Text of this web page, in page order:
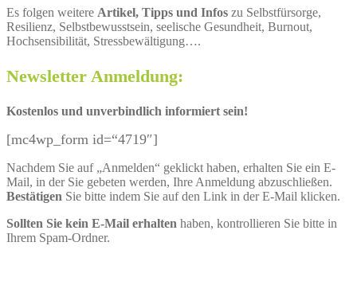
Es folgen weitere Artikel, Tipps und Infos zu Selbstfürsorge,
Resilienz, Selbstbewusstsein, seelische Gesundheit, Burnout,
Hochsensibilität, Stressbewältigung….
Newsletter Anmeldung:
Kostenlos und unverbindlich informiert sein!
[mc4wp_form id=“4719″]
Nachdem Sie auf „Anmelden“ geklickt haben, erhalten Sie ein E-
Mail, in der Sie gebeten werden, Ihre Anmeldung abzuschließen.
Bestätigen Sie bitte indem Sie auf den Link in der E-Mail klicken.
Sollten Sie kein E-Mail erhalten haben, kontrollieren Sie bitte in
Ihrem Spam-Ordner.